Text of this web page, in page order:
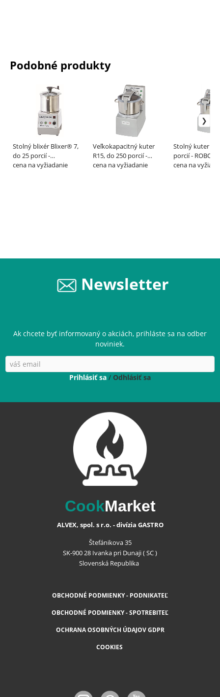
Podobné produkty
Stolný blixér Blixer® 7,
do 25 porcií -
ROBOTCOUPE
cena na vyžiadanie
Veľkokapacitný kuter
R15, do 250 porcií -
ROBOTCOUPE
cena na vyžiadanie
Stolný kuter
porcií -
cena na
Newsletter
Ak chcete byť informovaný o akciách, prihláste sa na odber
noviniek.
Prihlásiť sa / Odhlásiť sa
CookMarket
ALVEX, spol. s r.o. - divízia GASTRO
Štefánikova 35
SK-900 28 Ivanka pri Dunaji ( SC )
Slovenská Republika
OBCHODNÉ PODMIENKY - PODNIKATEĽ
OBCHODNÉ PODMIENKY - SPOTREBITEĽ
OCHRANA OSOBNÝCH ÚDAJOV GDPR
COOKIES